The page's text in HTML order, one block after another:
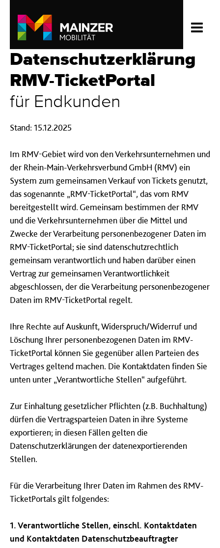
Datenschutzerklärung
RMV-TicketPortal
für Endkunden
Stand: 15.12.2025
Im RMV-Gebiet wird von den Verkehrsunternehmen und
der Rhein-Main-Verkehrsverbund GmbH (RMV) ein
System zum gemeinsamen Verkauf von Tickets genutzt,
das sogenannte „RMV-TicketPortal“, das vom RMV
bereitgestellt wird. Gemeinsam bestimmen der RMV
und die Verkehrsunternehmen über die Mittel und
Zwecke der Verarbeitung personenbezogener Daten im
RMV-TicketPortal; sie sind datenschutzrechtlich
gemeinsam verantwortlich und haben darüber einen
Vertrag zur gemeinsamen Verantwortlichkeit
abgeschlossen, der die Verarbeitung personenbezogener
Daten im RMV-TicketPortal regelt.
Ihre Rechte auf Auskunft, Widerspruch/Widerruf und
Löschung Ihrer personenbezogenen Daten im RMV-
TicketPortal können Sie gegenüber allen Parteien des
Vertrages geltend machen. Die Kontaktdaten finden Sie
unten unter „Verantwortliche Stellen“ aufgeführt.
Zur Einhaltung gesetzlicher Pflichten (z.B. Buchhaltung)
dürfen die Vertragsparteien Daten in ihre Systeme
exportieren; in diesen Fällen gelten die
Datenschutzerklärungen der datenexportierenden
Stellen.
Für die Verarbeitung Ihrer Daten im Rahmen des RMV-
TicketPortals gilt folgendes:
1.Verantwortliche Stellen, einschl. Kontaktdaten
und Kontaktdaten Datenschutzbeauftragter